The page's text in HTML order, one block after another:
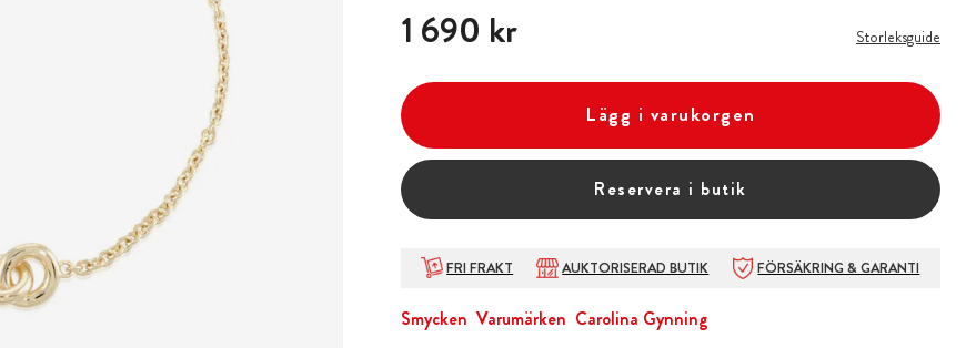
Pris: 1 690 kr
1 690 kr Storleksguide
Lägg i varukorgen
Reservera i butik
FRI FRAKT AUKTORISERAD BUTIK FÖRSÄKRING & GARANTI
Smycken Varumärken Carolina Gynning